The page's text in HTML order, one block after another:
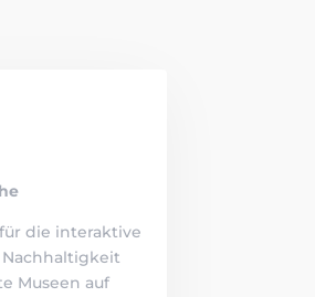
die interaktive
Museen auf